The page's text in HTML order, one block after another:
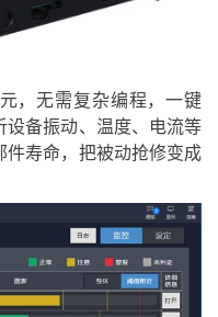
，无需复杂编程，一键
设备振动、温度、电流等
寿命，把被动抢修变成